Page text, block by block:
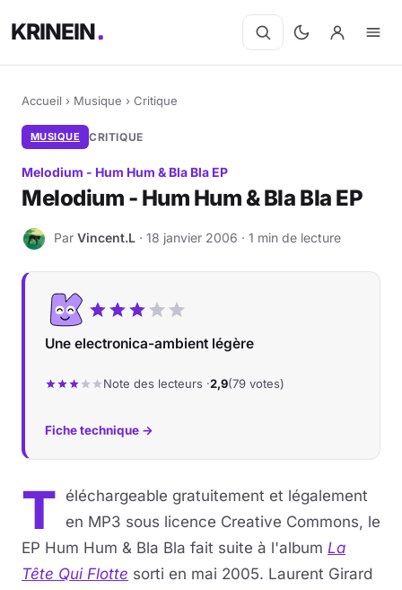
KRINEIN
Accueil › Musique › Critique
MUSIQUE CRITIQUE
Melodium - Hum Hum & Bla Bla EP
Melodium - Hum Hum & Bla Bla EP
V Par Vincent.L · 18 janvier 2006 · 1 min de lecture
Une electronica-ambient légère
Note des lecteurs ·2,9(79 votes)
Fiche technique →
T éléchargeable gratuitement et légalement
en MP3 sous licence Creative Commons, le
EP Hum Hum & Bla Bla fait suite à l'album La
Tête Qui Flotte sorti en mai 2005. Laurent Girard